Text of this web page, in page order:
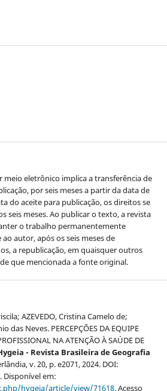
eletrônico implica a transferência de
por seis meses a partir da data de
do aceite para publicação, os direitos se
seis meses. Ao publicar o texto, a revista
o trabalho permanentemente
autor, após os seis meses de
a republicação, em quaisquer outros
que mencionada a fonte original.
AZEVEDO, Cristina Camelo de;
das Neves. PERCEPÇÕES DA EQUIPE
NA ATENÇÃO À SAÚDE DE
- Revista Brasileira de Geografia
v. 20, p. e2071, 2024. DOI:
. Disponível em:
hygeia/article/view/71618. Acesso